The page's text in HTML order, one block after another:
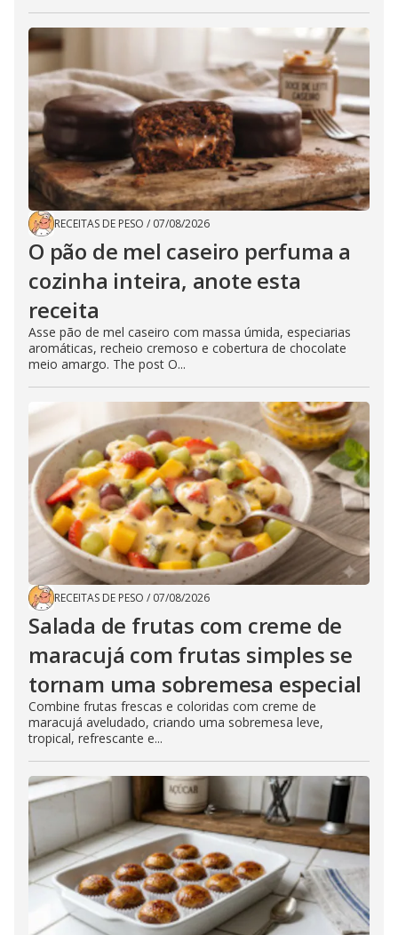
RECEITAS DE PESO / 07/08/2026
O pão de mel caseiro perfuma a
cozinha inteira, anote esta
receita
Asse pão de mel caseiro com massa úmida, especiarias
aromáticas, recheio cremoso e cobertura de chocolate
meio amargo. The post O...
RECEITAS DE PESO / 07/08/2026
Salada de frutas com creme de
maracujá com frutas simples se
tornam uma sobremesa especial
Combine frutas frescas e coloridas com creme de
maracujá aveludado, criando uma sobremesa leve,
tropical, refrescante e...